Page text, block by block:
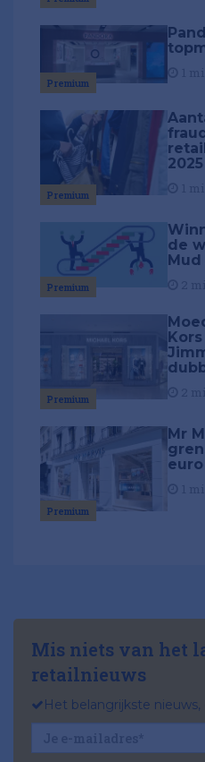
Premium
Premium
Premium
de
Premium
Premium
Mr
Mis niets van het
retailnieuws
Het belangrijkste nieuws,